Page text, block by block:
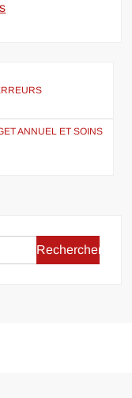
ANNUEL ET SOINS
Rechercher :